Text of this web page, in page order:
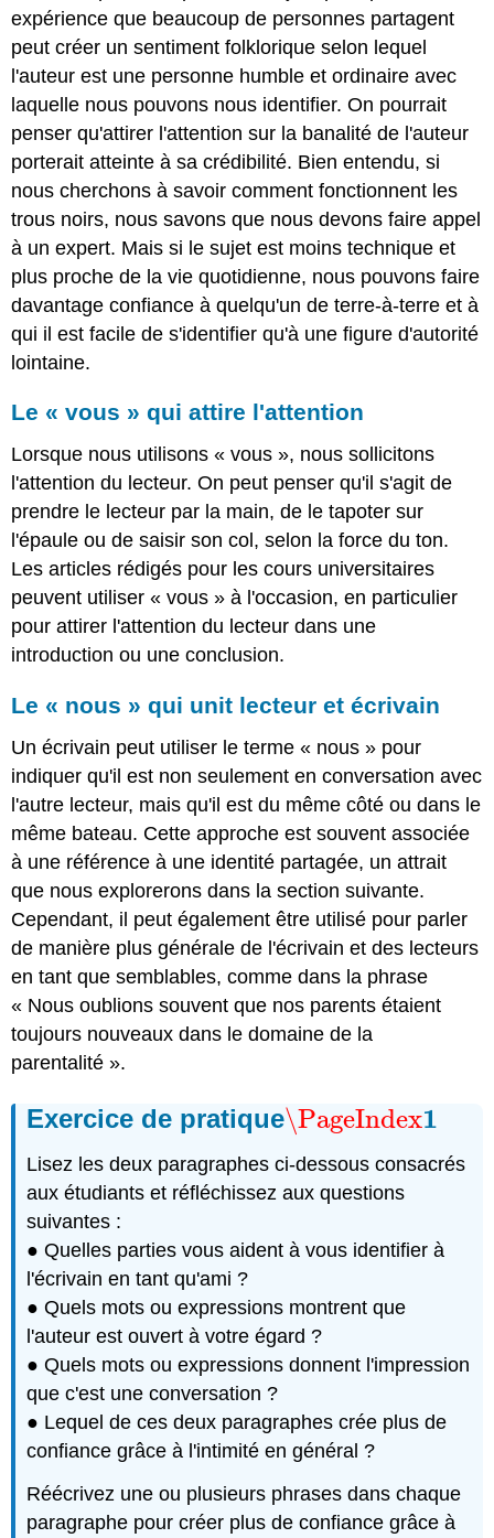
expérience que beaucoup de personnes partagent
peut créer un sentiment folklorique selon lequel
l'auteur est une personne humble et ordinaire avec
laquelle nous pouvons nous identifier. On pourrait
penser qu'attirer l'attention sur la banalité de l'auteur
porterait atteinte à sa crédibilité. Bien entendu, si
nous cherchons à savoir comment fonctionnent les
trous noirs, nous savons que nous devons faire appel
à un expert. Mais si le sujet est moins technique et
plus proche de la vie quotidienne, nous pouvons faire
davantage confiance à quelqu'un de terre-à-terre et à
qui il est facile de s'identifier qu'à une figure d'autorité
lointaine.
Le « vous » qui attire l'attention
Lorsque nous utilisons « vous », nous sollicitons
l'attention du lecteur. On peut penser qu'il s'agit de
prendre le lecteur par la main, de le tapoter sur
l'épaule ou de saisir son col, selon la force du ton.
Les articles rédigés pour les cours universitaires
peuvent utiliser « vous » à l'occasion, en particulier
pour attirer l'attention du lecteur dans une
introduction ou une conclusion.
Le « nous » qui unit lecteur et écrivain
Un écrivain peut utiliser le terme « nous » pour
indiquer qu'il est non seulement en conversation avec
l'autre lecteur, mais qu'il est du même côté ou dans le
même bateau. Cette approche est souvent associée
à une référence à une identité partagée, un attrait
que nous explorerons dans la section suivante.
Cependant, il peut également être utilisé pour parler
de manière plus générale de l'écrivain et des lecteurs
en tant que semblables, comme dans la phrase
« Nous oublions souvent que nos parents étaient
toujours nouveaux dans le domaine de la
parentalité ».
Exercice de pratique\PageIndex1
\PageIndex1
Lisez les deux paragraphes ci-dessous consacrés
aux étudiants et réfléchissez aux questions
suivantes :
● Quelles parties vous aident à vous identifier à
l'écrivain en tant qu'ami ?
● Quels mots ou expressions montrent que
l'auteur est ouvert à votre égard ?
● Quels mots ou expressions donnent l'impression
que c'est une conversation ?
● Lequel de ces deux paragraphes crée plus de
confiance grâce à l'intimité en général ?
Réécrivez une ou plusieurs phrases dans chaque
paragraphe pour créer plus de confiance grâce à